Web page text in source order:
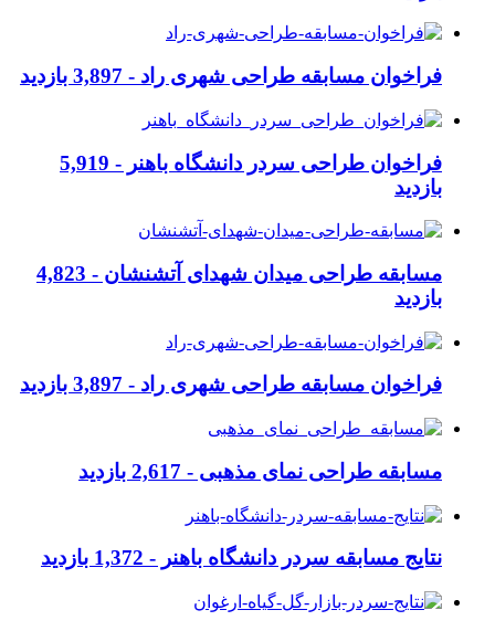
فراخوان مسابقه طراحی شهری راد - 3,897 بازدید
فراخوان طراحی سردر دانشگاه باهنر - 5,919
بازدید
مسابقه طراحی میدان شهدای آتشنشان - 4,823
بازدید
فراخوان مسابقه طراحی شهری راد - 3,897 بازدید
مسابقه طراحی نمای مذهبی - 2,617 بازدید
نتایج مسابقه سردر دانشگاه باهنر - 1,372 بازدید